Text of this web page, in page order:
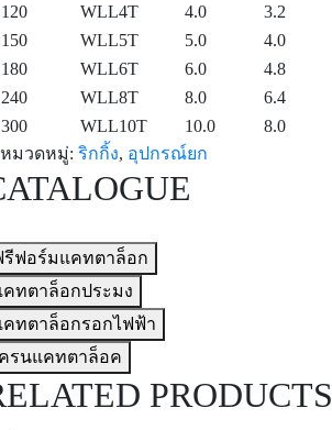
120
WLL4T 4.0 3.2
150
WLL5T 5.0 4.0
180
WLL6T 6.0 4.8
240
WLL8T 8.0 6.4
300
WLL10T 10.0 8.0
หมวดหมู่: ริกกิ้ง, อุปกรณ์ยก
รีฟอร์มแคทตาล็อก
คทตาล็อกประมง
คทตาล็อกรอกไฟฟ้า
ครนแคทตาล็อค
PRODUCTS